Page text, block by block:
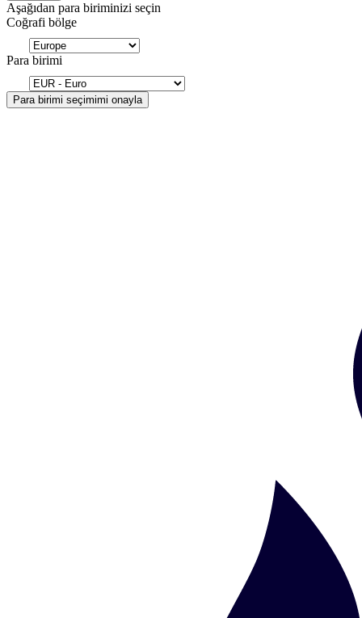
Aşağıdan para biriminizi seçin
Coğrafi bölge
Para birimi
Para birimi seçimimi onayla